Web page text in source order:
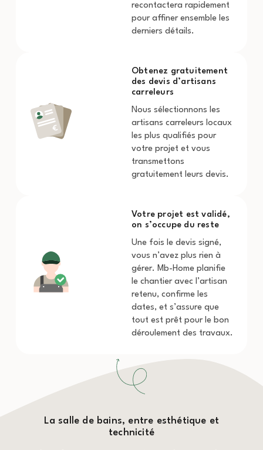
recontactera rapidement
pour affiner ensemble les
derniers détails.
Obtenez gratuitement
des devis d’artisans
carreleurs
Nous sélectionnons les
artisans carreleurs locaux
les plus qualifiés pour
votre projet et vous
transmettons
gratuitement leurs devis.
Votre projet est validé,
on s’occupe du reste
Une fois le devis signé,
vous n’avez plus rien à
gérer. Mb-Home planifie
le chantier avec l’artisan
retenu, confirme les
dates, et s’assure que
tout est prêt pour le bon
déroulement des travaux.
La salle de bains, entre esthétique et
technicité